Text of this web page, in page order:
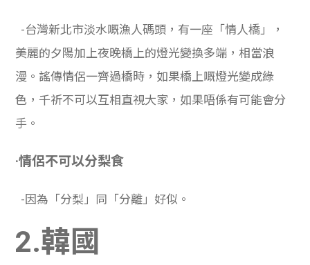
-台灣新北市淡水嘅漁人碼頭，有一座「情人橋」，
美麗的夕陽加上夜晚橋上的燈光變換多端，相當浪
漫。謠傳情侶一齊過橋時，如果橋上嘅燈光變成綠
色，千祈不可以互相直視大家，如果唔係有可能會分
手。
·情侶不可以分梨食
-因為「分梨」同「分離」好似。
2.韓國